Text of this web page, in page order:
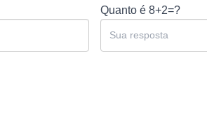
Quanto é 8+2=?